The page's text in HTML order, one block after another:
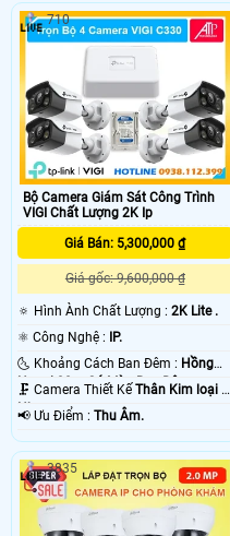
Bộ Camera Giám Sát Công Trình
VIGI Chất Lượng 2K Ip
Giá Bán: 5,300,000 ₫
Giá gốc: 9,600,000 ₫
🔅 Hình Ành Chất Lượng : 2K Lite .
⚛️ Công Nghệ : IP.
🌜 Khoảng Cách Ban Đêm : Hồng
Ngoại 30m Có Màu Ban Ðêm.
🗜️ Camera Thiết KếThân Kim loại +
Nhựa.
️📢 Ưu Điểm : Thu Âm.
710
3835